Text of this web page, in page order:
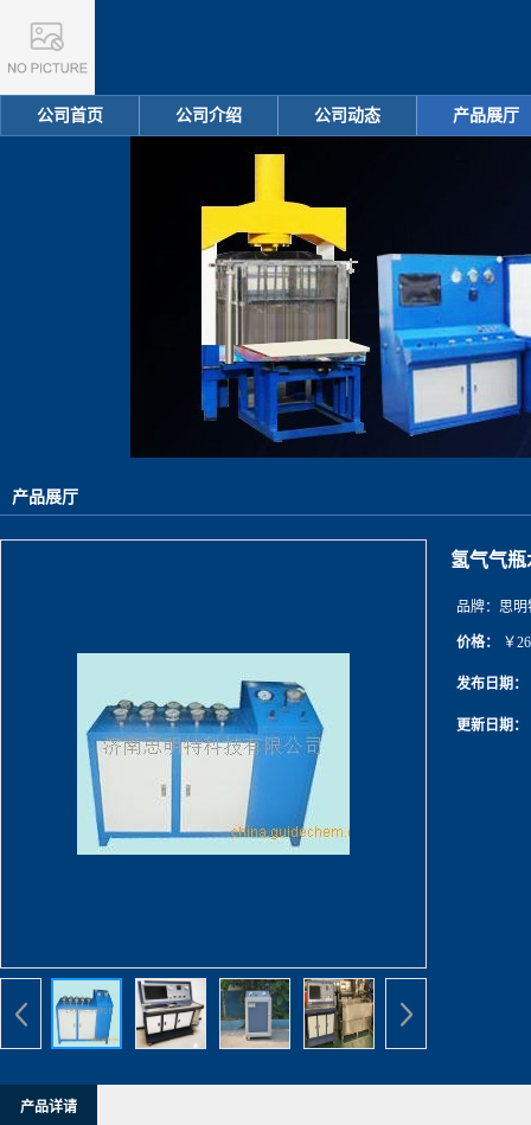
公司首页 公司介绍 公司动态 产品展厅
产品展厅
氢气气
品牌： 思明
价格： ￥
发布日期：
更新日期：
产品详请